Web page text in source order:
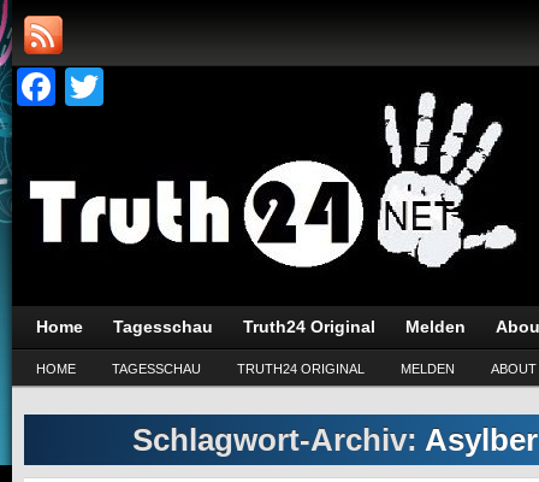
Facebook
Home Tagesschau Truth24 Original Melden
HOME TAGESSCHAU TRUTH24 ORIGINAL MELDEN ABOUT
Schlagwort-Archiv: